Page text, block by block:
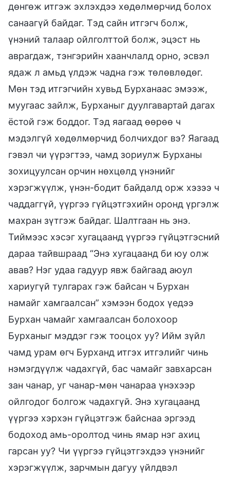
дөнгөж итгэж эхлэхдээ хөдөлмөрчид болох
санаагүй байдаг. Тэд сайн итгэгч болж,
үнэний талаар ойлголттой болж, эцэст нь
аврагдаж, тэнгэрийн хаанчлалд орно, эсвэл
ядаж л амьд үлдэж чадна гэж төлөвлөдөг.
Мөн тэд итгэгчийн хувьд Бурханаас эмээж,
муугаас зайлж, Бурханыг дуулгавартай дагах
ёстой гэж боддог. Тэд яагаад өөрөө ч
мэдэлгүй хөдөлмөрчид болчихдог вэ? Яагаад
гэвэл чи үүрэгтээ, чамд зориулж Бурханы
зохицуулсан орчин нөхцөлд үнэнийг
хэрэгжүүлж, үнэн-бодит байдалд орж хэзээ ч
чаддаггүй, үүргээ гүйцэтгэхийн оронд үргэлж
махран зүтгэж байдаг. Шалтгаан нь энэ.
Тиймээс хэсэг хугацаанд үүргээ гүйцэтгэсний
дараа тайвшраад “Энэ хугацаанд би юу олж
авав? Нэг удаа гадуур явж байгаад аюул
хариугүй тулгарах гэж байсан ч Бурхан
намайг хамгаалсан” хэмээн бодох үедээ
Бурхан чамайг хамгаалсан болохоор
Бурханыг мэддэг гэж тооцох уу? Ийм зүйл
чамд урам өгч Бурханд итгэх итгэлийг чинь
нэмэгдүүлж чадахгүй, бас чамайг завхарсан
зан чанар, уг чанар-мөн чанараа үнэхээр
ойлгодог болгож чадахгүй. Энэ хугацаанд
үүргээ хэрхэн гүйцэтгэж байснаа эргээд
бодоход амь-оролтод чинь ямар нэг ахиц
гарсан уу? Чи үүргээ гүйцэтгэхдээ үнэнийг
хэрэгжүүлж, зарчмын дагуу үйлдвэл